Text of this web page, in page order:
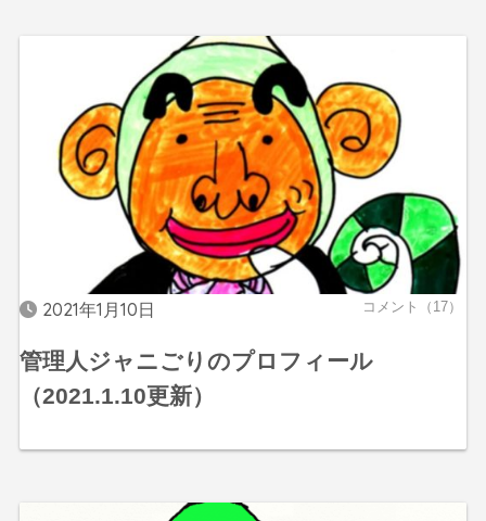
2021年1月10日 コメント（17）
管理人ジャニごりのプロフィール
（2021.1.10更新）